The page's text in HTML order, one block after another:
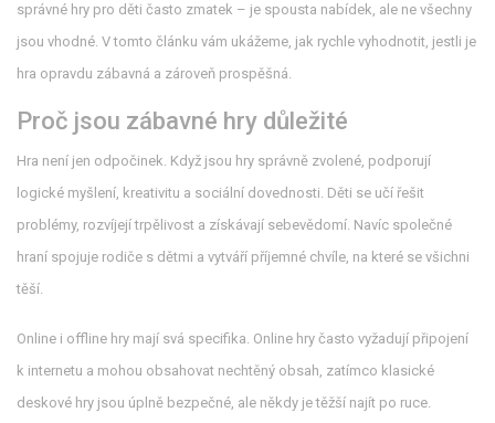
správné hry pro děti často zmatek – je spousta nabídek, ale ne všechny
jsou vhodné. V tomto článku vám ukážeme, jak rychle vyhodnotit, jestli je
hra opravdu zábavná a zároveň prospěšná.
Proč jsou zábavné hry důležité
Hra není jen odpočinek. Když jsou hry správně zvolené, podporují
logické myšlení, kreativitu a sociální dovednosti. Děti se učí řešit
problémy, rozvíjejí trpělivost a získávají sebevědomí. Navíc společné
hraní spojuje rodiče s dětmi a vytváří příjemné chvíle, na které se všichni
těší.
Online i offline hry mají svá specifika. Online hry často vyžadují připojení
k internetu a mohou obsahovat nechtěný obsah, zatímco klasické
deskové hry jsou úplně bezpečné, ale někdy je těžší najít po ruce.